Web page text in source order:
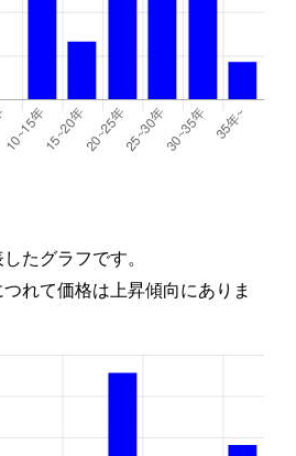
たグラフです。
れて価格は上昇傾向にありま